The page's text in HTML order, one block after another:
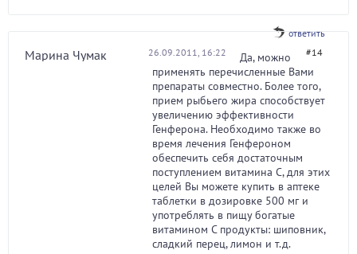
ответить
Марина Чумак 26.09.2011, 16:22 #14
Да, можно
применять перечисленные Вами
препараты совместно. Более того,
прием рыбьего жира способствует
увеличению эффективности
Генферона. Необходимо также во
время лечения Генфероном
обеспечить себя достаточным
поступлением витамина С, для этих
целей Вы можете купить в аптеке
таблетки в дозировке 500 мг и
употреблять в пищу богатые
витамином С продукты: шиповник,
сладкий перец, лимон и т.д.